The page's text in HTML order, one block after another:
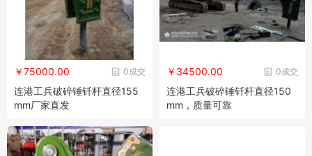
0成交
￥75000.00
连港工兵破碎锤钎杆直径155
mm厂家直发
0成交
￥34500.00
连港工兵破碎锤钎杆直径150
mm，质量可靠